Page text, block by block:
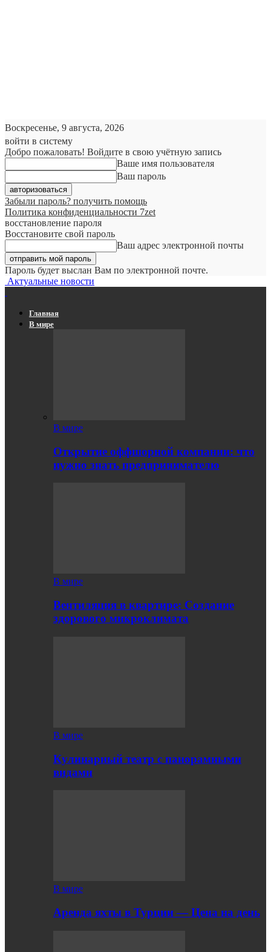
Воскресенье, 9 августа, 2026
войти в систему
Добро пожаловать! Войдите в свою учётную запись
Ваше имя пользователя
Ваш пароль
Забыли пароль? получить помощь
Политика конфиденциальности 7zet
восстановление пароля
Восстановите свой пароль
Ваш адрес электронной почты
Пароль будет выслан Вам по электронной почте.
Актуальные новости
Главная
В мире
В мире
Открытие оффшорной компании: что
нужно знать предпринимателю
В мире
Вентиляция в квартире: Создание
здорового микроклимата
В мире
Кулинарный театр с панорамными
видами
В мире
Аренда яхты в Турции — Цена на день